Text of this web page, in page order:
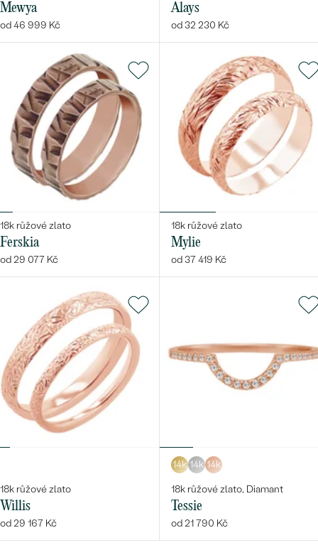
Mewya
od 46 999 Kč
Alays
od 32 230 Kč
18k růžové zlato
Ferskia
od 29 077 Kč
18k růžové zlato
Mylie
od 37 419 Kč
18k růžové zlato
Willis
od 29 167 Kč
14k 14k 14k
18k růžové zlato, Diamant
Tessie
od 21 790 Kč